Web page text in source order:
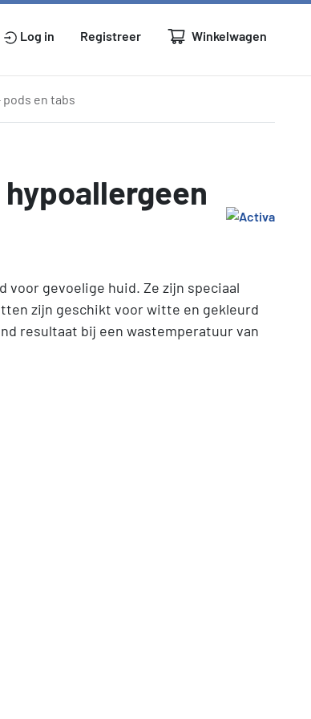
Log in Registreer Winkelwagen
en tabs
voor gevoelige huid. Ze zijn speciaal
zijn geschikt voor witte en gekleurd
resultaat bij een wastemperatuur van